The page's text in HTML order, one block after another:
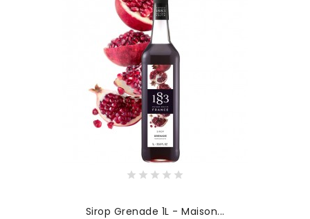
Sirop Grenade 1L - Maison...